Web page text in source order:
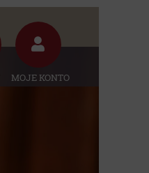
MOJE KONTO